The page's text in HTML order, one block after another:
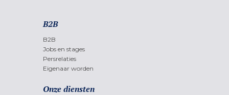
B2B
B2B
Jobs en stages
Persrelaties
Eigenaar worden
Onze diensten